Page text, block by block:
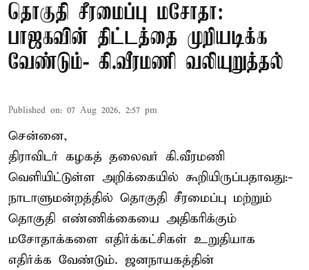
தொகுதி சீரமைப்பு மசோதா:
பாஜகவின் திட்டத்தை முறியடிக்க
வேண்டும்- கி.வீரமணி வலியுறுத்தல்
Published on: 07 Aug 2026, 2:57 pm
சென்னை,
திராவிடர் கழகத் தலைவர் கி.வீரமணி
வெளியிட்டுள்ள அறிக்கையில் கூறியிருப்பதாவது:-
நாடாளுமன்றத்தில் தொகுதி சீரமைப்பு மற்றும்
தொகுதி எண்ணிக்கையை அதிகரிக்கும்
மசோதாக்களை எதிர்க்கட்சிகள் உறுதியாக
எதிர்க்க வேண்டும். ஜனநாயகத்தின்